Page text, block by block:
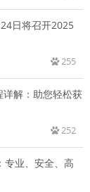
日将召开2025
255
252
专业、安全、高